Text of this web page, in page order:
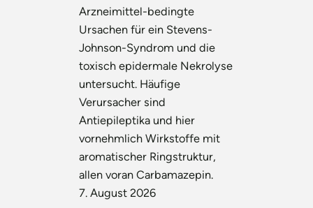
Arzneimittel-bedingte
Ursachen für ein Stevens-
Johnson-Syndrom und die
toxisch epidermale Nekrolyse
untersucht. Häufige
Verursacher sind
Antiepileptika und hier
vornehmlich Wirkstoffe mit
aromatischer Ringstruktur,
allen voran Carbamazepin.
7. August 2026